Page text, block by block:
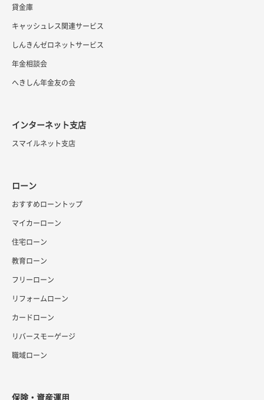
貸金庫
キャッシュレス関連サービス
しんきんゼロネットサービス
年金相談会
へきしん年金友の会
インターネット支店
スマイルネット支店
ローン
おすすめローントップ
マイカーローン
住宅ローン
教育ローン
フリーローン
リフォームローン
カードローン
リバースモーゲージ
職域ローン
保険・資産運用